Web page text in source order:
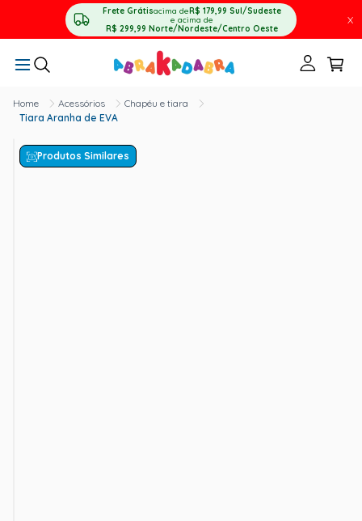
Frete Grátisacima deR$ 179,99 Sul/Sudeste
e acima de
R$ 299,99 Norte/Nordeste/Centro Oeste
X
Acessórios
Chapéu e tiara
Tiara Aranha de EVA
Produtos Similares